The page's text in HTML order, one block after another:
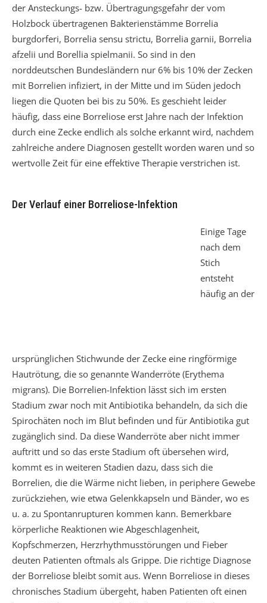
der Ansteckungs- bzw. Übertragungsgefahr der vom
Holzbock übertragenen Bakterienstämme Borrelia
burgdorferi, Borrelia sensu strictu, Borrelia garnii, Borrelia
afzelii und Borellia spielmanii. So sind in den
norddeutschen Bundesländern nur 6% bis 10% der Zecken
mit Borrelien infiziert, in der Mitte und im Süden jedoch
liegen die Quoten bei bis zu 50%. Es geschieht leider
häufig, dass eine Borreliose erst Jahre nach der Infektion
durch eine Zecke endlich als solche erkannt wird, nachdem
zahlreiche andere Diagnosen gestellt worden waren und so
wertvolle Zeit für eine effektive Therapie verstrichen ist.
Der Verlauf einer Borreliose-Infektion
Einige Tage
nach dem
Stich
entsteht
häufig an der
ursprünglichen Stichwunde der Zecke eine ringförmige
Hautrötung, die so genannte Wanderröte (Erythema
migrans). Die Borrelien-Infektion lässt sich im ersten
Stadium zwar noch mit Antibiotika behandeln, da sich die
Spirochäten noch im Blut befinden und für Antibiotika gut
zugänglich sind. Da diese Wanderröte aber nicht immer
auftritt und so das erste Stadium oft übersehen wird,
kommt es in weiteren Stadien dazu, dass sich die
Borrelien, die die Wärme nicht lieben, in periphere Gewebe
zurückziehen, wie etwa Gelenkkapseln und Bänder, wo es
u. a. zu Spontanrupturen kommen kann. Bemerkbare
körperliche Reaktionen wie Abgeschlagenheit,
Kopfschmerzen, Herzrhythmusstörungen und Fieber
deuten Patienten oftmals als Grippe. Die richtige Diagnose
der Borreliose bleibt somit aus. Wenn Borreliose in dieses
chronisches Stadium übergeht, haben Patienten oft einen